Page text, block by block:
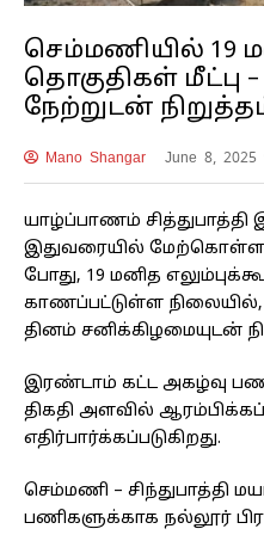
செம்மணியில் 19
தொகுதிகள் மீட்பு
நேற்றுடன்
Mano Shangar June 8, 2025
யாழ்ப்பாணம் சித்துபாத்தி
இதுவரையில்
போது, 19 மனித
காணப்பட்டுள்ள
தினம் சனிக்கிழமையுடன்
இரண்டாம் கட்ட அகழ்வு
திகதி அளவில்
எதிர்பார்க்கப்படுகிறது.
செம்மணி – சிந்துபாத்தி
பணிகளுக்காக நல்லூர்